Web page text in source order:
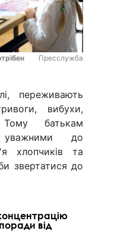
Пресслужба
переживають
вибухи,
батькам
до
хлопчиків та
звертатися до
від